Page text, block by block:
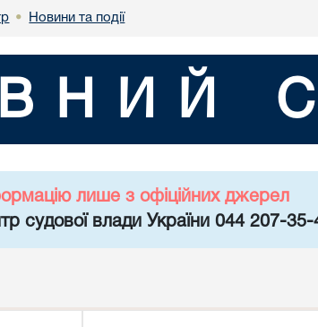
• Новини та події
лише з офіційних джерел
судової влади України 044 207-35-